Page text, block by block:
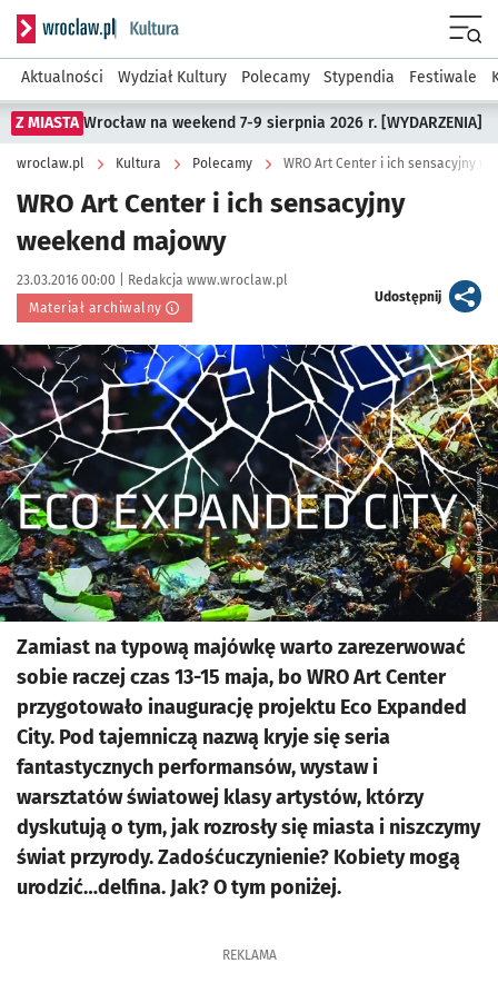
Serwis informacyjny wroclaw.pl podserwis: Kultura
Aktualności Wydział Kultury Polecamy Stypendia Festiwale
Z MIASTA Wrocław na weekend 7-9 sierpnia 2026 r. [WYDARZENIA]
wroclaw.pl Kultura Polecamy WRO Art Center i ich sensacyjny
WRO Art Center i ich sensacyjny
weekend majowy
Data publikacji:
23.03.2016 00:00 | Autor:
Redakcja www.wroclaw.pl
Materiał archiwalny
Udostępnijartykuł
Kliknij, aby powiększyć
Zamiast na typową majówkę warto zarezerwować
sobie raczej czas 13-15 maja, bo WRO Art Center
przygotowało inaugurację projektu Eco Expanded
City. Pod tajemniczą nazwą kryje się seria
fantastycznych performansów, wystaw i
warsztatów światowej klasy artystów, którzy
dyskutują o tym, jak rozrosły się miasta i niszczymy
świat przyrody. Zadośćuczynienie? Kobiety mogą
urodzić…delfina. Jak? O tym poniżej.
REKLAMA